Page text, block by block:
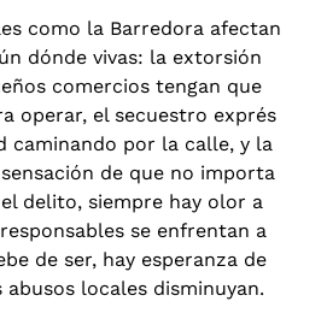
como la Barredora afectan
dónde vivas: la extorsión
comercios tengan que
operar, el secuestro exprés
caminando por la calle, y la
de que no importa
delito, siempre hay olor a
se enfrentan a
de ser, hay esperanza de
abusos locales disminuyan.